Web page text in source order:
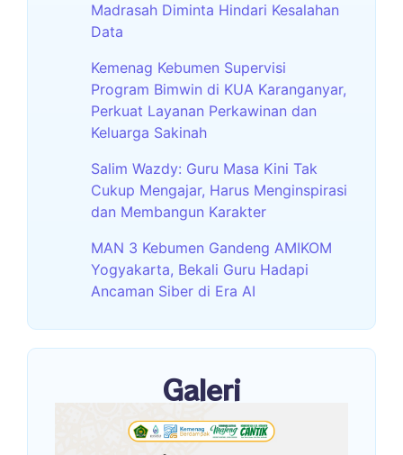
Madrasah Diminta Hindari Kesalahan
Data
Kemenag Kebumen Supervisi
Program Bimwin di KUA Karanganyar,
Perkuat Layanan Perkawinan dan
Keluarga Sakinah
Salim Wazdy: Guru Masa Kini Tak
Cukup Mengajar, Harus Menginspirasi
dan Membangun Karakter
MAN 3 Kebumen Gandeng AMIKOM
Yogyakarta, Bekali Guru Hadapi
Ancaman Siber di Era AI
Galeri